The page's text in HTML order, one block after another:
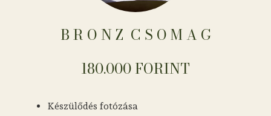
B R O N Z ​​​​​​​​​​​​​​​​​​ C S O M A G
180.000 FORINT
Készülődés fotózása